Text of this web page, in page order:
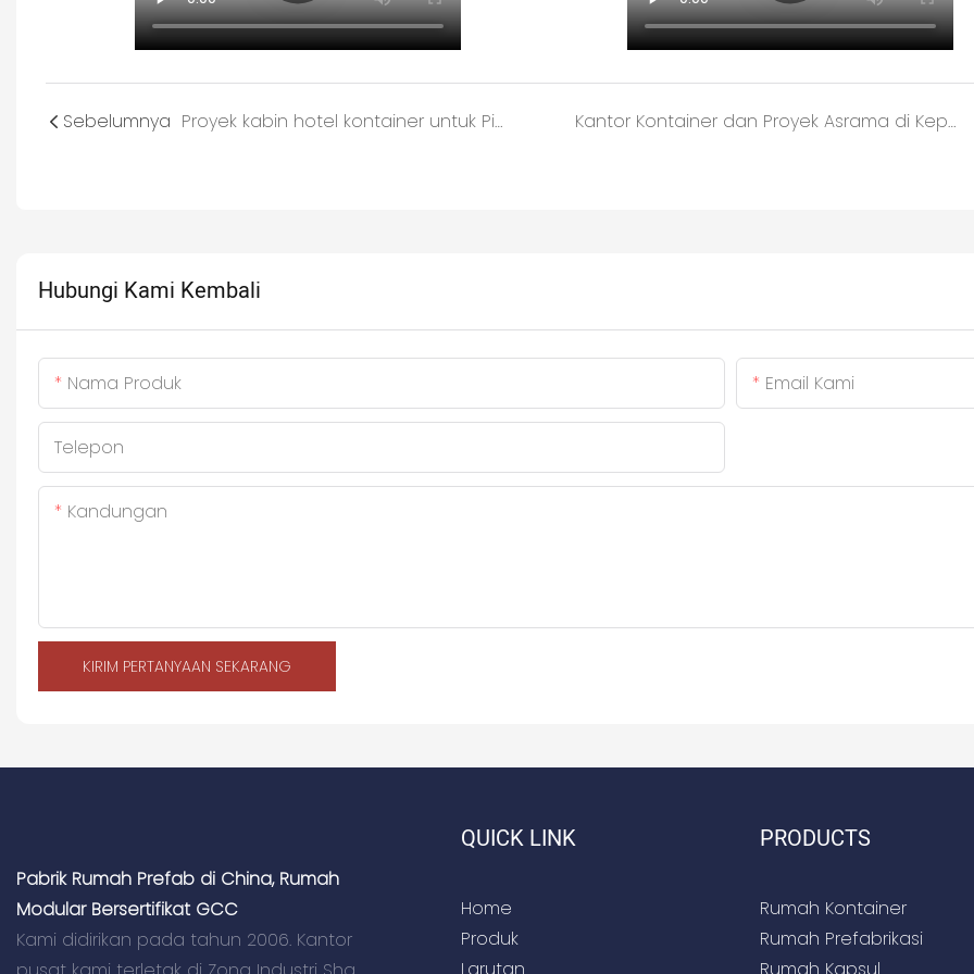
Sebelumnya Proyek kabin hotel kontainer untuk Piala Dunia Qatar 2022 milik Penggemar FIFA Kantor Kontainer dan Proyek Asrama di Kepulauan Solomon
Hubungi Kami Kembali
Nama Produk Email Kami
Telepon
Kandungan
KIRIM PERTANYAAN SEKARANG
Pabrik Rumah Prefab di China, Rumah
Modular Bersertifikat GCC
Kami didirikan pada tahun 2006. Kantor
QUICK LINK
Home
Produk
Larutan
PRODUCTS
Rumah Kontainer
Rumah Prefabrikasi
Rumah Kapsul